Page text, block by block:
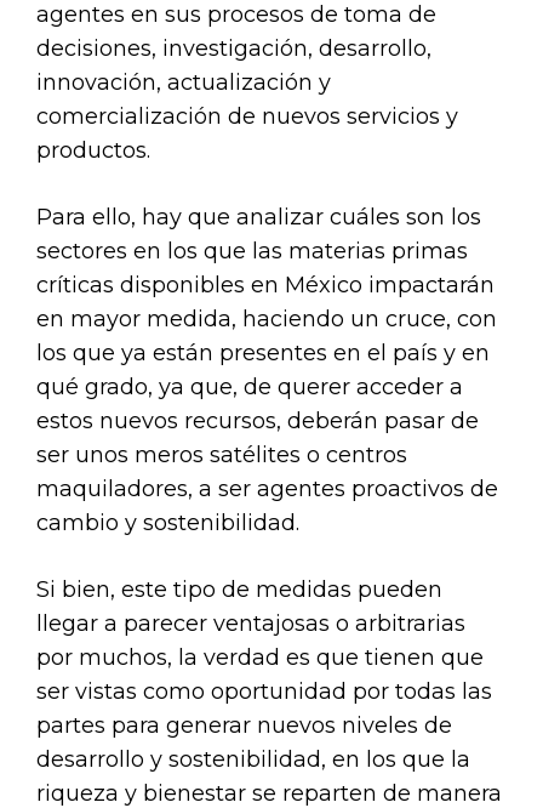
agentes en sus procesos de toma de
decisiones, investigación, desarrollo,
innovación, actualización y
comercialización de nuevos servicios y
productos.
Para ello, hay que analizar cuáles son los
sectores en los que las materias primas
críticas disponibles en México impactarán
en mayor medida, haciendo un cruce, con
los que ya están presentes en el país y en
qué grado, ya que, de querer acceder a
estos nuevos recursos, deberán pasar de
ser unos meros satélites o centros
maquiladores, a ser agentes proactivos de
cambio y sostenibilidad.
Si bien, este tipo de medidas pueden
llegar a parecer ventajosas o arbitrarias
por muchos, la verdad es que tienen que
ser vistas como oportunidad por todas las
partes para generar nuevos niveles de
desarrollo y sostenibilidad, en los que la
riqueza y bienestar se reparten de manera